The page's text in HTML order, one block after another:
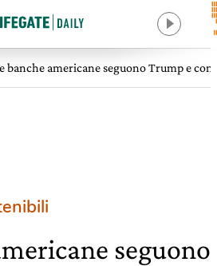
banche americane seguono Trump e
seguono